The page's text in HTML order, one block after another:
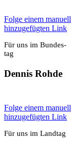
Fol­ge einem manu­ell
hin­zu­ge­füg­ten Link
Für uns im Bun­des­
tag
Den­nis Roh­de
Fol­ge einem manu­ell
hin­zu­ge­füg­ten Link
Für uns im Land­tag